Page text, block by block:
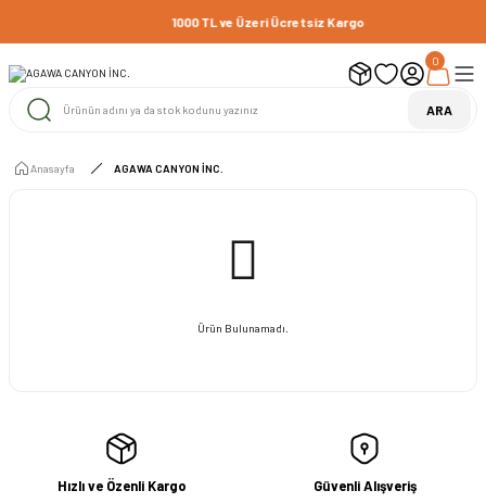
1000 TL ve Üzeri Ücretsiz Kargo
ARA
0
Anasayfa AGAWA CANYON İNC.
Ürün Bulunamadı.
Hızlı ve Özenli Kargo Güvenli Alışveriş